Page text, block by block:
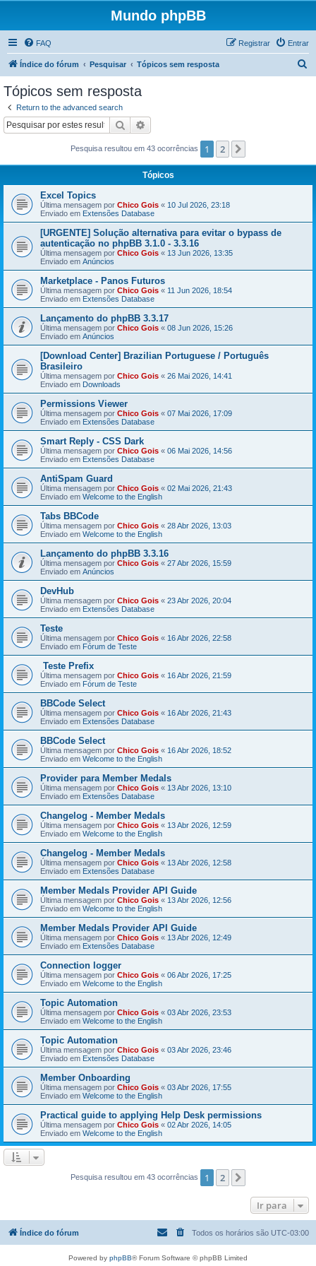
Mundo phpBB
FAQ Entrar
Registrar
Índice do fórum Pesquisar Tópicos sem resposta
s
Tópicos sem resposta
Return to the advanced search
Pesquisar
Pesquisa resultou em 43 ocorrências 1 2
Tópicos
Excel Topics
Última mensagem por Chico Gois « 10 Jul 2026, 23:18
Enviado em Extensões Database
[URGENTE] Solução alternativa para evitar o bypass de
autenticação no phpBB 3.1.0 - 3.3.16
Última mensagem por Chico Gois « 13 Jun 2026, 13:35
Enviado em Anúncios
Marketplace - Panos Futuros
Última mensagem por Chico Gois « 11 Jun 2026, 18:54
Enviado em Extensões Database
Lançamento do phpBB 3.3.17
Última mensagem por Chico Gois « 08 Jun 2026, 15:26
Enviado em Anúncios
[Download Center] Brazilian Portuguese / Português
Brasileiro
Última mensagem por Chico Gois « 26 Mai 2026, 14:41
Enviado em Downloads
Permissions Viewer
Última mensagem por Chico Gois « 07 Mai 2026, 17:09
Enviado em Extensões Database
Smart Reply - CSS Dark
Última mensagem por Chico Gois « 06 Mai 2026, 14:56
Enviado em Extensões Database
AntiSpam Guard
Última mensagem por Chico Gois « 02 Mai 2026, 21:43
Enviado em Welcome to the English
Tabs BBCode
Última mensagem por Chico Gois « 28 Abr 2026, 13:03
Enviado em Welcome to the English
Lançamento do phpBB 3.3.16
Última mensagem por Chico Gois « 27 Abr 2026, 15:59
Enviado em Anúncios
DevHub
Última mensagem por Chico Gois « 23 Abr 2026, 20:04
Enviado em Extensões Database
Teste
Última mensagem por Chico Gois « 16 Abr 2026, 22:58
Enviado em Fórum de Teste
Teste Prefix
Última mensagem por Chico Gois « 16 Abr 2026, 21:59
Enviado em Fórum de Teste
BBCode Select
Última mensagem por Chico Gois « 16 Abr 2026, 21:43
Enviado em Extensões Database
BBCode Select
Última mensagem por Chico Gois « 16 Abr 2026, 18:52
Enviado em Welcome to the English
Provider para Member Medals
Última mensagem por Chico Gois « 13 Abr 2026, 13:10
Enviado em Extensões Database
Changelog - Member Medals
Última mensagem por Chico Gois « 13 Abr 2026, 12:59
Enviado em Welcome to the English
Changelog - Member Medals
Última mensagem por Chico Gois « 13 Abr 2026, 12:58
Enviado em Extensões Database
Member Medals Provider API Guide
Última mensagem por Chico Gois « 13 Abr 2026, 12:56
Enviado em Welcome to the English
Member Medals Provider API Guide
Última mensagem por Chico Gois « 13 Abr 2026, 12:49
Enviado em Extensões Database
Connection logger
Última mensagem por Chico Gois « 06 Abr 2026, 17:25
Enviado em Welcome to the English
Topic Automation
Última mensagem por Chico Gois « 03 Abr 2026, 23:53
Enviado em Welcome to the English
Topic Automation
Última mensagem por Chico Gois « 03 Abr 2026, 23:46
Enviado em Extensões Database
Member Onboarding
Última mensagem por Chico Gois « 03 Abr 2026, 17:55
Enviado em Welcome to the English
Practical guide to applying Help Desk permissions
Última mensagem por Chico Gois « 02 Abr 2026, 14:05
Enviado em Welcome to the English
Pesquisa resultou em 43 ocorrências 1 2
Ir para
Índice do fórum Todos os horários são UTC-03:00
Powered by phpBB® Forum Software © phpBB Limited